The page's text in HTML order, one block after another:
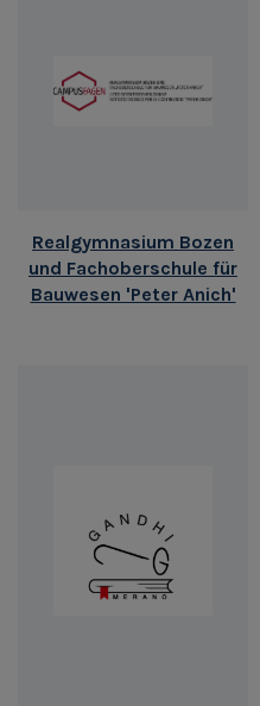
Realgymnasium Bozen
und Fachoberschule für
Bauwesen 'Peter Anich'